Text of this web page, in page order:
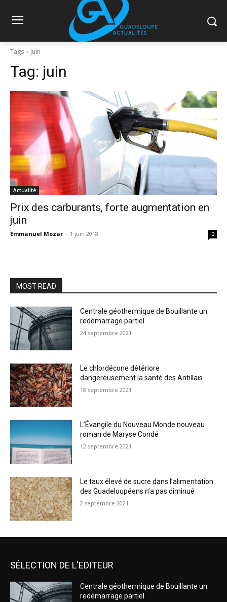
Tags Juin
Tag: juin
Actualité
Prix des carburants, forte augmentation en
juin
Emmanuel Mozar - 1 juin 2018 0
MOST READ
Centrale géothermique de Bouillante un
redémarrage partiel
24 septembre 2021
Le chlordécone détériore
dangereusement la santé des Antillais
18 septembre 2021
L’Évangile du Nouveau Monde nouveau
roman de Maryse Condé
12 septembre 2021
Le taux élevé de sucre dans l’alimentation
des Guadeloupéens n’a pas diminué
2 septembre 2021
SÉLECTION DE L'EDITEUR
Centrale géothermique de Bouillante un
redémarrage partiel